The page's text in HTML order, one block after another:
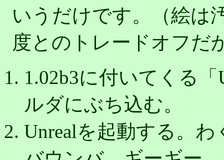
いうだけです。（絵は
度とのトレードオフだ
1.02b3に付いてくる
ルダにぶち込む。
Unrealを起動する。